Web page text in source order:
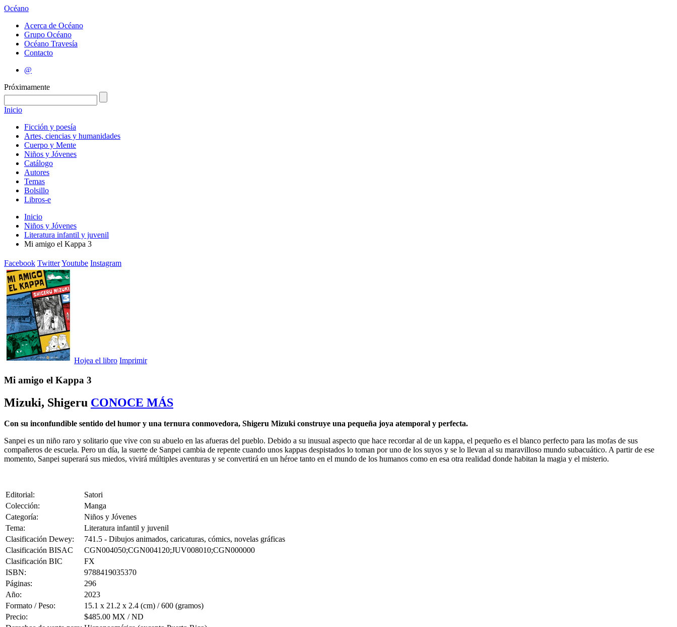
Océano
Acerca de Océano
Grupo Océano
Océano Travesía
Contacto
@
Próximamente
Inicio
Ficción y poesía
Artes, ciencias y humanidades
Cuerpo y Mente
Niños y Jóvenes
Catálogo
Autores
Temas
Bolsillo
Libros-e
Inicio
Niños y Jóvenes
Literatura infantil y juvenil
Mi amigo el Kappa 3
Facebook TwitterYoutube Instagram
Hojea el libro Imprimir
Mi amigo el Kappa 3
Mizuki, Shigeru CONOCE MÁS
Con su inconfundible sentido del humor y una ternura conmovedora, Shigeru Mizuki construye una pequeña joya atemporal y perfecta.
Sanpei es un niño raro y solitario que vive con su abuelo en las afueras del pueblo. Debido a su inusual aspecto que hace recordar al de un kappa, el pequeño es el blanco perfecto para las mofas de sus
compañeros de escuela. Pero un día, la suerte de Sanpei cambia de repente cuando unos kappas despistados lo toman por uno de los suyos y se lo llevan al su maravilloso mundo subacuático. A partir de ese
momento, Sanpei superará sus miedos, vivirá múltiples aventuras y se convertirá en un héroe tanto en el mundo de los humanos como en esa otra realidad donde habitan la magia y el misterio.
Editorial:
Satori
Colección:
Manga
Categoría:
Niños y Jóvenes
Tema:
Literatura infantil y juvenil
Clasificación Dewey:
741.5 - Dibujos animados, caricaturas, cómics, novelas gráficas
Clasificación BISAC
CGN004050;CGN004120;JUV008010;CGN000000
Clasificación BIC
FX
ISBN:
9788419035370
Páginas:
296
Año:
2023
Formato / Peso:
15.1 x 21.2 x 2.4 (cm) / 600 (gramos)
Precio:
$485.00 MX / ND